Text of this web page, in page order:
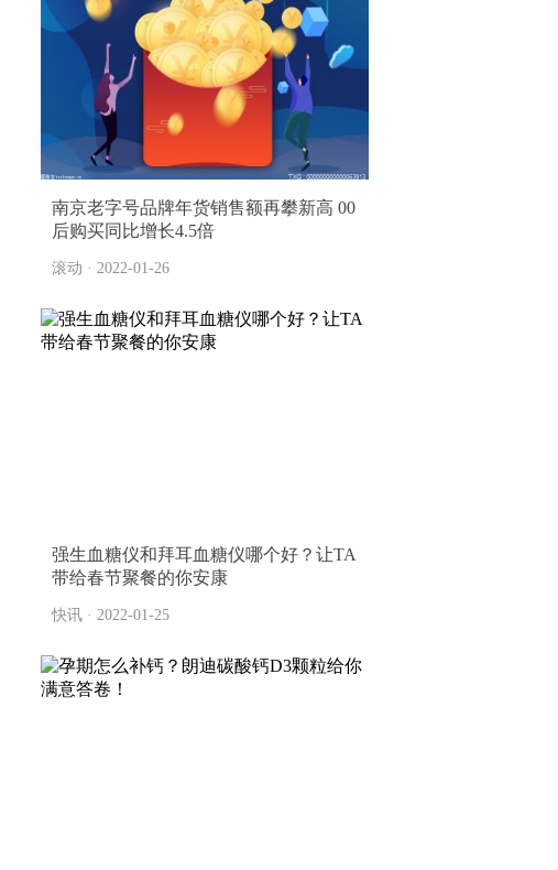
南京老字号品牌年货销售额再攀新高 00
后购买同比增长4.5倍
滚动 · 2022-01-26
强生血糖仪和拜耳血糖仪哪个好？让TA
带给春节聚餐的你安康
快讯 · 2022-01-25